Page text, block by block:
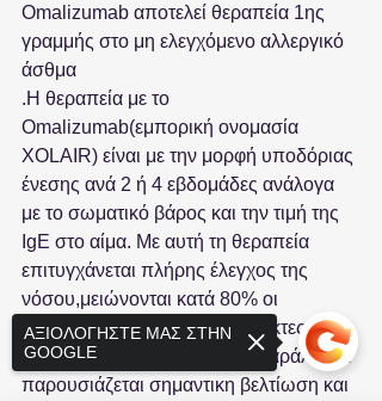
Omalizumab αποτελεί θεραπεία 1ης
γραμμής στο μη ελεγχόμενο αλλεργικό
άσθμα
.Η θεραπεία με το
Omalizumab(εμπορική ονομασία
XOLAIR) είναι με την μορφή υποδόριας
ένεσης ανά 2 ή 4 εβδομάδες ανάλογα
με το σωματικό βάρος και την τιμή της
IgE στο αίμα. Με αυτή τη θεραπεία
επιτυγχάνεται πλήρης έλεγχος της
νόσου,μειώνονται κατά 80% οι
ασθματικές κρίσεις και οι έκτακτες
επισκέψεις σε ιατρούς, ενώ παράλληλα
παρουσιάζεται σημαντικη βελτίωση και
ΑΞΙΟΛΟΓΗΣΤΕ ΜΑΣ ΣΤΗΝ
GOOGLE